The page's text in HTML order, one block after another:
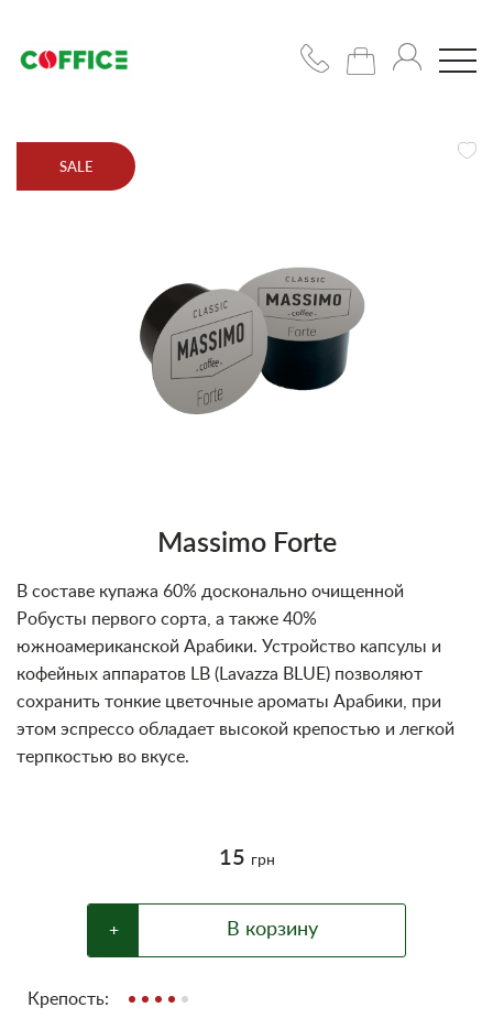
SALE
Massimo Forte
В составе купажа 60% досконально очищенной
Робусты первого сорта, а также 40%
южноамериканской Арабики. Устройство капсулы и
кофейных аппаратов LB (Lavazza BLUE) позволяют
сохранить тонкие цветочные ароматы Арабики, при
этом эспрессо обладает высокой крепостью и легкой
терпкостью во вкусе.
15 грн
+ В корзину
Крепость:
Кофемашины
Чашки/
сахар/
сиропы
Подобрать
Условия